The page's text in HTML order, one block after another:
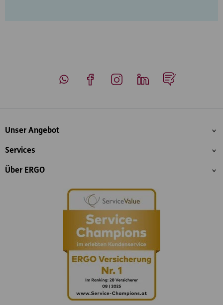
Inhaltsübersicht
Unser Angebot
Services
Über ERGO